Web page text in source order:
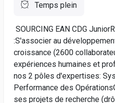
Temps plein
SOURCING EAN CDG
:S'associer au
croissance (2600
expériences humaines et
nos 2 pôles d'expertises:
Performance des
ses projets de recherche